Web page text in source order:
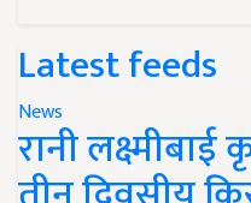
Latest feeds
News
रानी लक्ष्मीबाई